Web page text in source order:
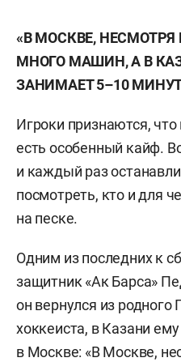
«В МОСКВЕ,
МНОГО МАШИН, А В
ЗАНИМАЕТ 5–10
Игроки признаются,
есть особенный кайф.
и каждый раз
посмотреть, кто и для
на песке.
Одним из последних к
защитник «Ак Барса»
он вернулся из
хоккеиста, в Казани
в Москве: «В Москве,